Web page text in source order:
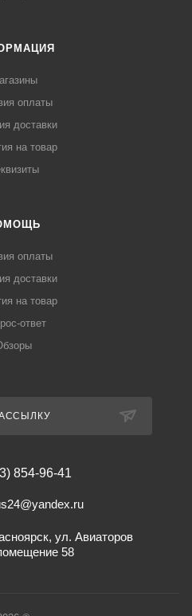
оплаты
доставки
на товар
оплаты
доставки
на товар
ответ
854-96-41
ул. Авиаторов
58